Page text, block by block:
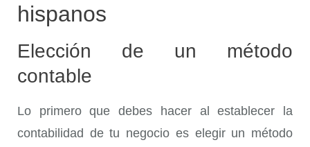
hispanos
Elección de un método
contable
Lo primero que debes hacer al establecer la
contabilidad de tu negocio es elegir un método